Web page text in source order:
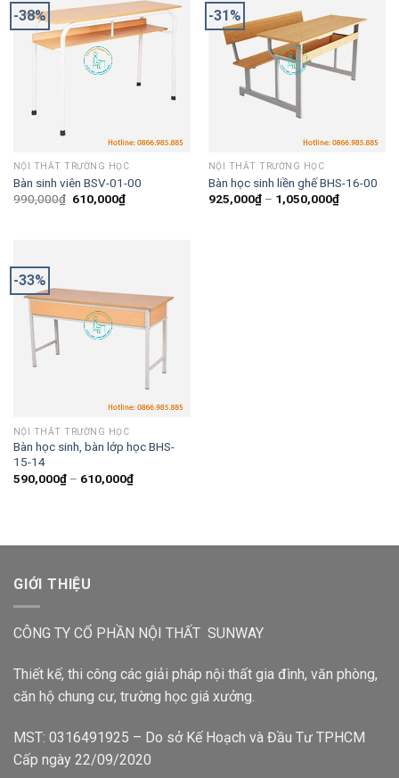
-38%
NỘI THẤT TRƯỜNG HỌC
Bàn sinh viên BSV-01-00
990,000₫ 610,000₫
-31%
NỘI THẤT TRƯỜNG HỌC
Bàn học sinh liền ghế BHS-16-00
925,000₫– 1,050,000₫
-33%
NỘI THẤT TRƯỜNG HỌC
Bàn học sinh, bàn lớp học BHS-
15-14
590,000₫– 610,000₫
GIỚI THIỆU
CÔNG TY CỔ PHẦN NỘI THẤT SUNWAY
Thiết kế, thi công các giải pháp nội thất gia đình, văn phòng,
căn hộ chung cư, trường học giá xưởng.
MST: 0316491925 – Do sở Kế Hoạch và Đầu Tư TPHCM
Cấp ngày 22/09/2020